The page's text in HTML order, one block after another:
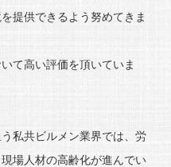
提供できるよう努めてきま
て高い評価を頂いていま
私共ビルメン業界では、労
場人材の高齢化が進んでい